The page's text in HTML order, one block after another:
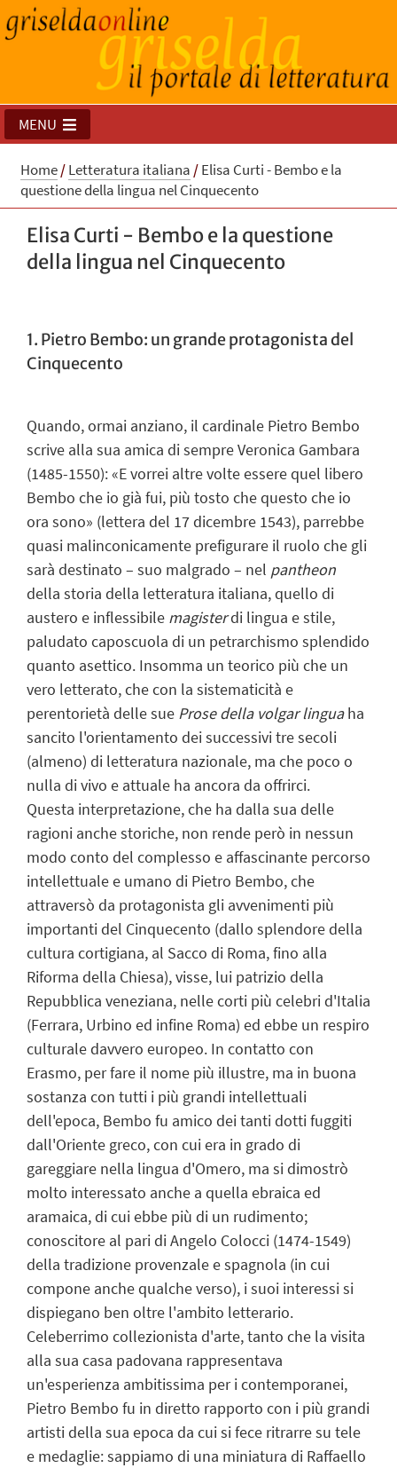
MENU
Home/Letteratura italiana/Elisa Curti - Bembo e la
questione della lingua nel Cinquecento
Elisa Curti - Bembo e la questione
della lingua nel Cinquecento
1. Pietro Bembo: un grande protagonista del
Cinquecento
Quando, ormai anziano, il cardinale Pietro Bembo
scrive alla sua amica di sempre Veronica Gambara
(1485-1550): «E vorrei altre volte essere quel libero
Bembo che io già fui, più tosto che questo che io
ora sono» (lettera del 17 dicembre 1543), parrebbe
quasi malinconicamente prefigurare il ruolo che gli
sarà destinato – suo malgrado – nel pantheon
della storia della letteratura italiana, quello di
austero e inflessibile magisterdi lingua e stile,
paludato caposcuola di un petrarchismo splendido
quanto asettico. Insomma un teorico più che un
vero letterato, che con la sistematicità e
perentorietà delle sue Prose della volgar linguaha
sancito l'orientamento dei successivi tre secoli
(almeno) di letteratura nazionale, ma che poco o
nulla di vivo e attuale ha ancora da offrirci.
Questa interpretazione, che ha dalla sua delle
ragioni anche storiche, non rende però in nessun
modo conto del complesso e affascinante percorso
intellettuale e umano di Pietro Bembo, che
attraversò da protagonista gli avvenimenti più
importanti del Cinquecento (dallo splendore della
cultura cortigiana, al Sacco di Roma, fino alla
Riforma della Chiesa), visse, lui patrizio della
Repubblica veneziana, nelle corti più celebri d'Italia
(Ferrara, Urbino ed infine Roma) ed ebbe un respiro
culturale davvero europeo. In contatto con
Erasmo, per fare il nome più illustre, ma in buona
sostanza con tutti i più grandi intellettuali
dell'epoca, Bembo fu amico dei tanti dotti fuggiti
dall'Oriente greco, con cui era in grado di
gareggiare nella lingua d'Omero, ma si dimostrò
molto interessato anche a quella ebraica ed
aramaica, di cui ebbe più di un rudimento;
conoscitore al pari di Angelo Colocci (1474-1549)
della tradizione provenzale e spagnola (in cui
compone anche qualche verso), i suoi interessi si
dispiegano ben oltre l'ambito letterario.
Celeberrimo collezionista d'arte, tanto che la visita
alla sua casa padovana rappresentava
un'esperienza ambitissima per i contemporanei,
Pietro Bembo fu in diretto rapporto con i più grandi
artisti della sua epoca da cui si fece ritrarre su tele
e medaglie: sappiamo di una miniatura di Raffaello